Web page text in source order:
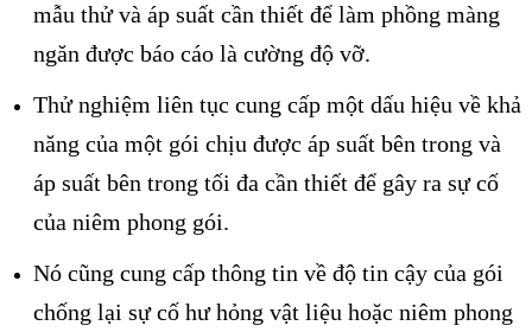
mẫu thử và áp suất cần thiết để làm phồng màng
ngăn được báo cáo là cường độ vỡ.
Thử nghiệm liên tục cung cấp một dấu hiệu về khả
năng của một gói chịu được áp suất bên trong và
áp suất bên trong tối đa cần thiết để gây ra sự cố
của niêm phong gói.
Nó cũng cung cấp thông tin về độ tin cậy của gói
chống lại sự cố hư hỏng vật liệu hoặc niêm phong